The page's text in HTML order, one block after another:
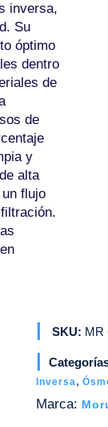
inversa,
Su
óptimo
dentro
de
de
y
alta
flujo
SKU: MR
Inversa,
Marca: